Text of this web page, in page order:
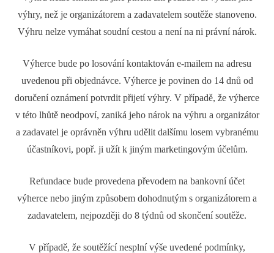
výhry, než je organizátorem a zadavatelem soutěže stanoveno.
Výhru nelze vymáhat soudní cestou a není na ni právní nárok.
Výherce bude po losování kontaktován e-mailem na adresu
uvedenou při objednávce. Výherce je povinen do 14 dnů od
doručení oznámení potvrdit přijetí výhry. V případě, že výherce
v této lhůtě neodpoví, zaniká jeho nárok na výhru a organizátor
a zadavatel je oprávněn výhru udělit dalšímu losem vybranému
účastníkovi, popř. ji užít k jiným marketingovým účelům.
Refundace bude provedena převodem na bankovní účet
výherce nebo jiným způsobem dohodnutým s organizátorem a
zadavatelem, nejpozději do 8 týdnů od skončení soutěže.
V případě, že soutěžící nesplní výše uvedené podmínky,